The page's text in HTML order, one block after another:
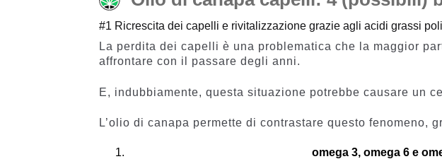
#1 Ricrescita dei capelli e rivitalizzazione grazie agli acidi grassi
La perdita dei capelli è una problematica che la maggior
affrontare con il passare degli anni.
E, indubbiamente, questa situazione potrebbe causare un
L’olio di canapa permette di contrastare questo fenomeno,
omega 3, omega 6 e